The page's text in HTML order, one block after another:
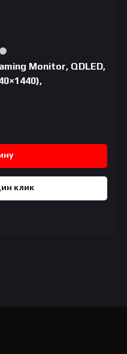
Monitor, QDLED,
клик